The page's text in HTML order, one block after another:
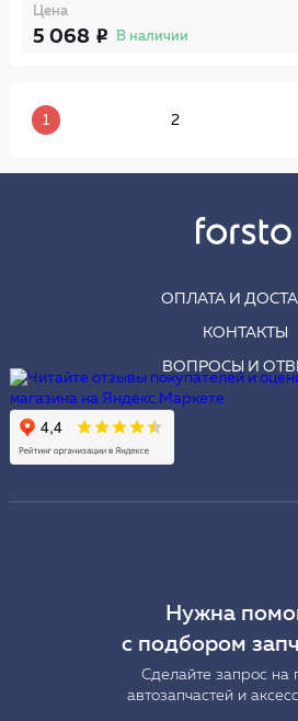
Цена
5 068 В наличии
1 2
ОПЛАТА И
КОНТАКТЫ
ВОПРОСЫ И
Нужна
с подбором
Сделайте запрос на
автозапчастей и